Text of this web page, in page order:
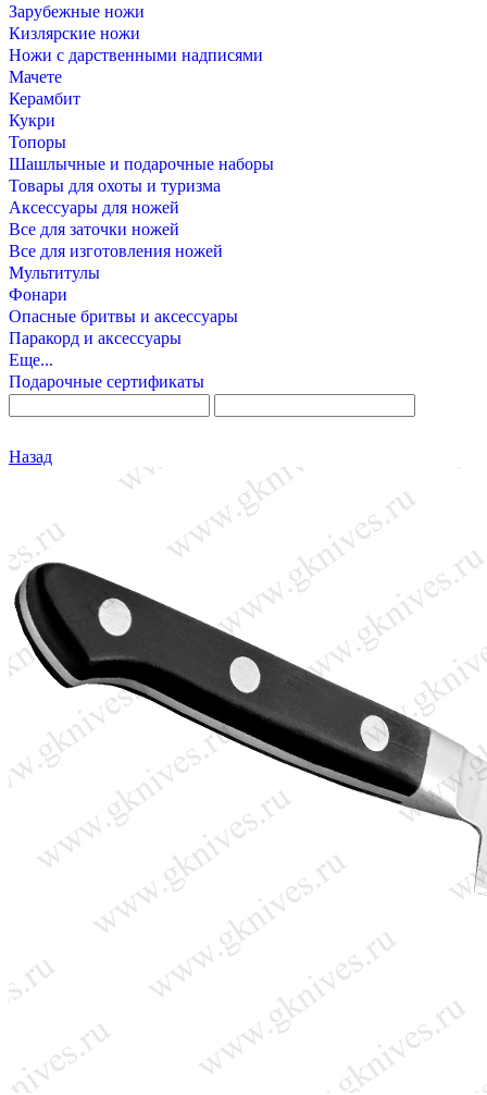
Зарубежные ножи
Кизлярские ножи
Ножи с дарственными надписями
Мачете
Керамбит
Кукри
Топоры
Шашлычные и подарочные наборы
Товары для охоты и туризма
Аксессуары для ножей
Все для заточки ножей
Все для изготовления ножей
Мультитулы
Фонари
Опасные бритвы и аксессуары
Паракорд и аксессуары
Еще...
Подарочные сертификаты
Назад